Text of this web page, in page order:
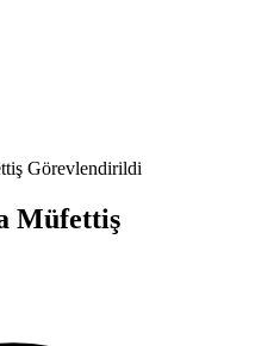
Görevlendirildi
Müfettiş